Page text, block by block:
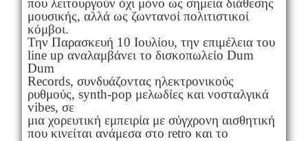
που λειτουργούν όχι μόνο ως σημεία διάθεσης
μουσικής, αλλά ως ζωντανοί πολιτιστικοί
κόμβοι.
Την Παρασκευή 10 Ιουλίου, την επιμέλεια του
line up αναλαμβάνει το δισκοπωλείο Dum
Dum
Records, συνδυάζοντας ηλεκτρονικούς
ρυθμούς, synth-pop μελωδίες και νοσταλγικά
vibes, σε
μια χορευτική εμπειρία με σύγχρονη αισθητική
που κινείται ανάμεσα στο retro και το